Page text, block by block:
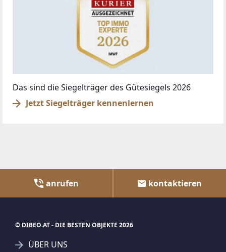
Das sind die Siegelträger des Gütesiegels 2026
Jetzt Siegelträger kennenlernen
anrufen kontaktieren
© DIBEO.AT - DIE BESTEN OBJEKTE 2026
ÜBER UNS